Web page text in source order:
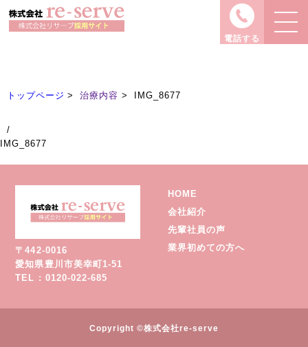
電話する
Treatment
トップページ 治療内容 IMG_8677
/
IMG_8677
〒442-0016
愛知県豊川市美幸町1-51
TEL : 0120-022-685
HOME
会社紹介
先輩社員の声
業界初めての方へ
Copyright ©株式会社re-serve